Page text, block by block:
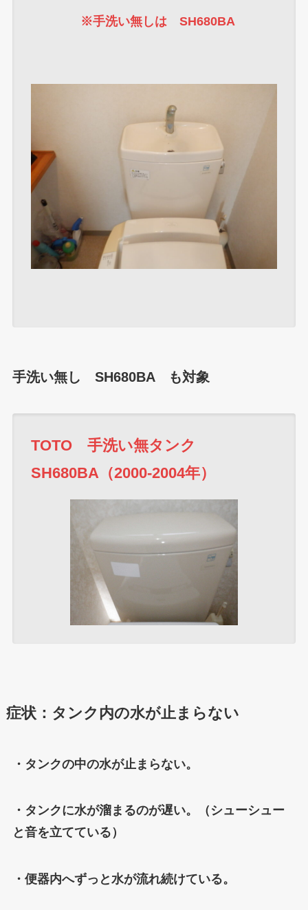
※手洗い無しは SH680BA
手洗い無し SH680BA も対象
TOTO 手洗い無タンク
SH680BA（2000-2004年）
症状：タンク内の水が止まらない
・タンクの中の水が止まらない。
・タンクに水が溜まるのが遅い。（シューシュー
と音を立てている）
・便器内へずっと水が流れ続けている。